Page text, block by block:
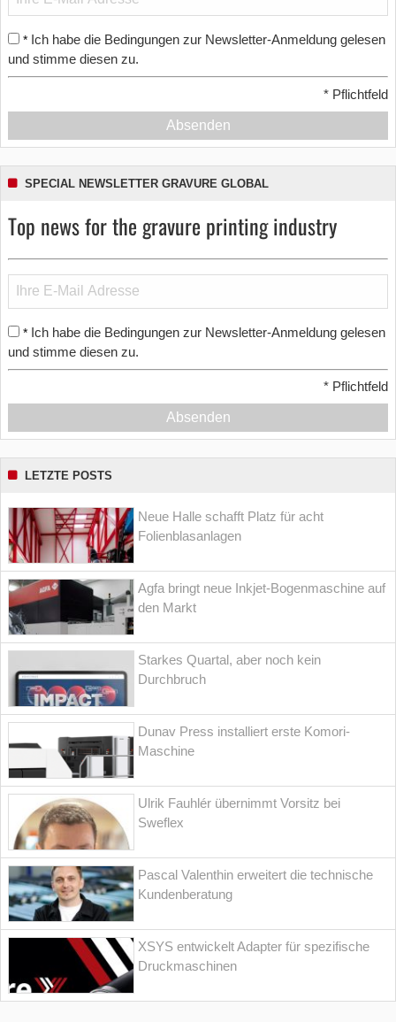
* Ich habe die Bedingungen zur Newsletter-Anmeldung gelesen
und stimme diesen zu.
* Pflichtfeld
Absenden
SPECIAL NEWSLETTER GRAVURE GLOBAL
Top news for the gravure printing industry
* Ich habe die Bedingungen zur Newsletter-Anmeldung gelesen
und stimme diesen zu.
* Pflichtfeld
Absenden
LETZTE POSTS
Neue Halle schafft Platz für acht
Folienblasanlagen
Agfa bringt neue Inkjet-Bogenmaschine auf
den Markt
Starkes Quartal, aber noch kein
Durchbruch
Dunav Press installiert erste Komori-
Maschine
Ulrik Fauhlér übernimmt Vorsitz bei
Sweflex
Pascal Valenthin erweitert die technische
Kundenberatung
XSYS entwickelt Adapter für spezifische
Druckmaschinen